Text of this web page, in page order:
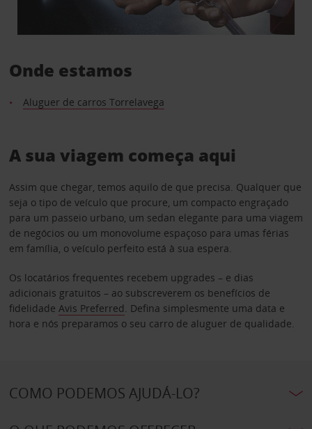
Onde estamos
Aluguer de carros Torrelavega
A sua viagem começa aqui
Assim que chegar, temos aquilo de que precisa. Qualquer que
seja o tipo de veículo que procure, um compacto engraçado
para um passeio urbano, um sedan elegante para uma viagem
de negócios ou um monovolume espaçoso para umas férias
em família, o veículo perfeito está à sua espera.
Os locatários frequentes recebem upgrades – e dias
adicionais gratuitos – ao subscreverem os benefícios de
fidelidade Avis Preferred. Defina simplesmente uma data e
hora e nós preparamos o seu carro de aluguer de qualidade.
COMO PODEMOS AJUDÁ-LO?